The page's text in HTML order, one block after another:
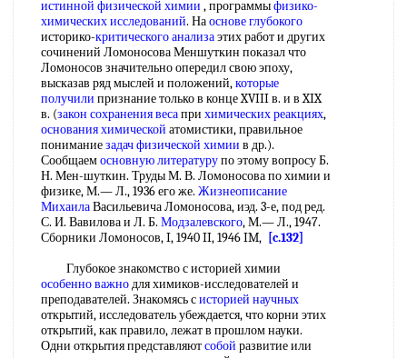
истинной физической химии , программыфизико-
химических исследований. Наоснове глубокого
историко-критического анализаэтих работ и других
сочинений Ломоносова Меншуткин показал что
Ломоносов значительно опередил свою эпоху,
высказав ряд мыслей и положений,которые
получили признание только в конце XVIII в. и в XIX
в. (закон сохранения весапри химических реакциях,
основания химической атомистики, правильное
пониманиезадач физической химии в др.).
Сообщаемосновную литературупо этому вопросу Б.
Н. Мен-шуткин. Труды М. В. Ломоносова по химии и
физике, М.— Л., 1936 его же. Жизнеописание
МихаилаВасильевича Ломоносова, иэд. 3-е, под ред.
С. И. Вавилова и Л. Б. Модзалевского, М.— Л., 1947.
Сборники Ломоносов, I, 1940 II, 1946 IM, [c.132]
Глубокое знакомство с историей химии
особенно важнодля химиков-исследователей и
преподавателей. Знакомясь систорией научных
открытий, исследователь убеждается, что корни этих
открытий, как правило, лежат в прошлом науки.
Одни открытия представляютсобой развитие или